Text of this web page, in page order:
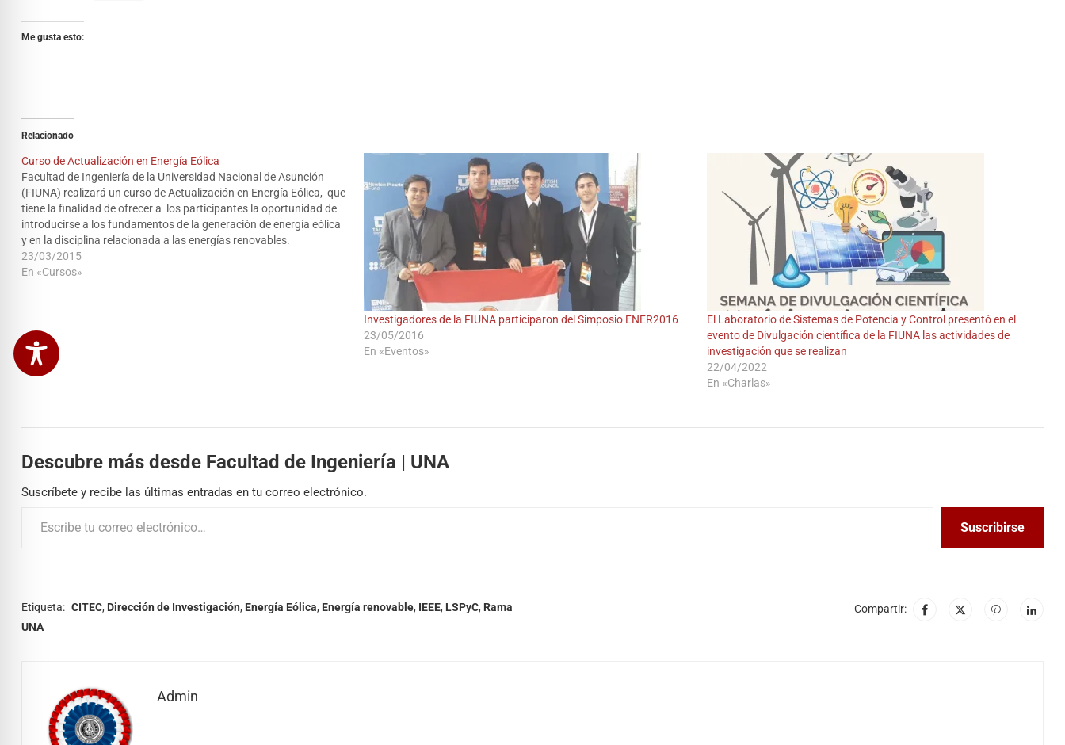
Me gusta esto:
Relacionado
Curso de Actualización en Energía Eólica
Facultad de Ingeniería de la Universidad Nacional de Asunción
(FIUNA) realizará un curso de Actualización en Energía Eólica, que
tiene la finalidad de ofrecer a los participantes la oportunidad de
introducirse a los fundamentos de la generación de energía eólica
y en la disciplina relacionada a las energías renovables.
Informaciones…
23/03/2015
En «Cursos»
Investigadores de la FIUNA participaron del Simposio ENER2016
23/05/2016
En «Eventos»
El Laboratorio de Sistemas de Potencia y Control presentó en el
evento de Divulgación científica de la FIUNA las actividades de
investigación que se realizan
22/04/2022
En «Charlas»
Descubre más desde Facultad de Ingeniería | UNA
Suscríbete y recibe las últimas entradas en tu correo electrónico.
Suscribirse
Etiqueta: CITEC, Dirección de Investigación, Energía Eólica, Energía renovable, IEEE, LSPyC, Rama
UNA
Compartir:
Admin
BOLSA DE TRABAJO | FIUNA
Desde el 2008
Al servicio de sus estudiantes, egresados/as y docentes